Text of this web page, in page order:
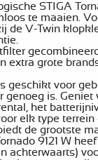
STIGA
te maaien.
de V-Twin
extra grote
geschikt voor
genoeg is.
het
elk type
de grootste
9121 W
achterwaarts)